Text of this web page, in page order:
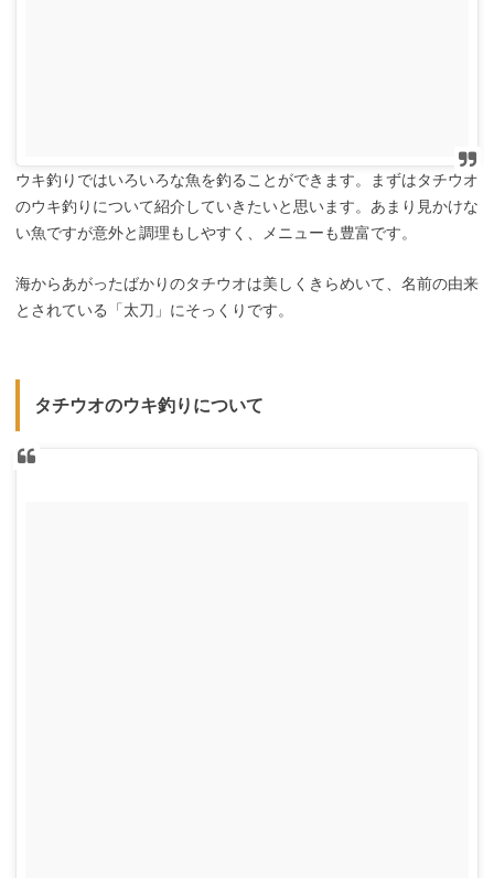
ウキ釣りではいろいろな魚を釣ることができます。まずはタチウオ
のウキ釣りについて紹介していきたいと思います。あまり見かけな
い魚ですが意外と調理もしやすく、メニューも豊富です。
海からあがったばかりのタチウオは美しくきらめいて、名前の由来
とされている「太刀」にそっくりです。
タチウオのウキ釣りについて